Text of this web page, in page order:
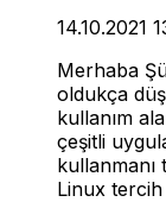
14.10.2021
Merhaba
oldukça
kullanım
çeşitli
kullanmanı
Linux